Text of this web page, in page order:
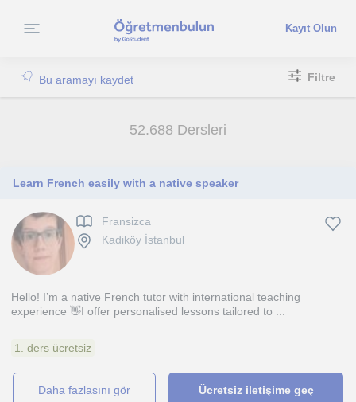
Kayıt Olun
Bu aramayı kaydet Filtre
52.688 Dersleri
Learn French easily with a native speaker
Fransizca
Kadiköy İstanbul
Hello! I’m a native French tutor with international teaching
experience 👋I offer personalised lessons tailored to ...
1. ders ücretsiz
daha fazlasını gör Ücretsiz iletişime geç